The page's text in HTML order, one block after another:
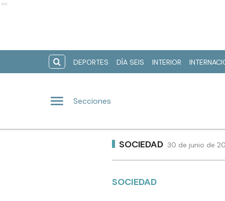
Ads
DEPORTES DÍA SEIS INTERIOR
Secciones
SOCIEDAD 30 de junio de
SOCIEDAD